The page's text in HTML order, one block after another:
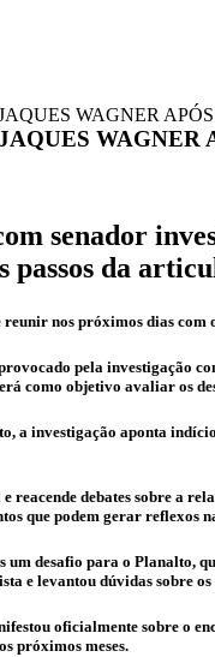
WAGNER
WAGNER
senador
da
nos próximos dias com
pela investigação
como objetivo avaliar os
a investigação aponta
reacende debates sobre a
que podem gerar reflexos
desafio para o Planalto,
e levantou dúvidas sobre
oficialmente sobre o
próximos meses.